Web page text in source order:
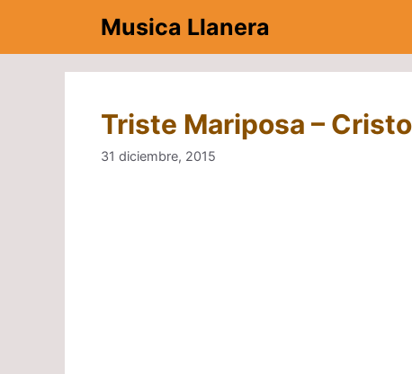
contenido
Musica Llanera
Triste Mariposa –
31 diciembre, 2015